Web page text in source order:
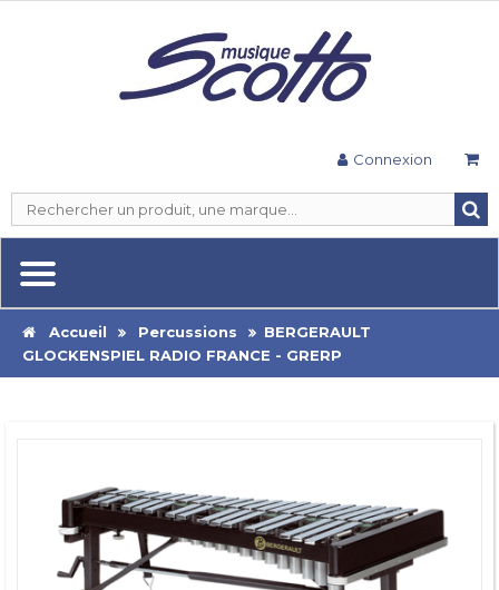
Connexion
Accueil Percussions
BERGERAULT
GLOCKENSPIEL RADIO FRANCE - GRERP